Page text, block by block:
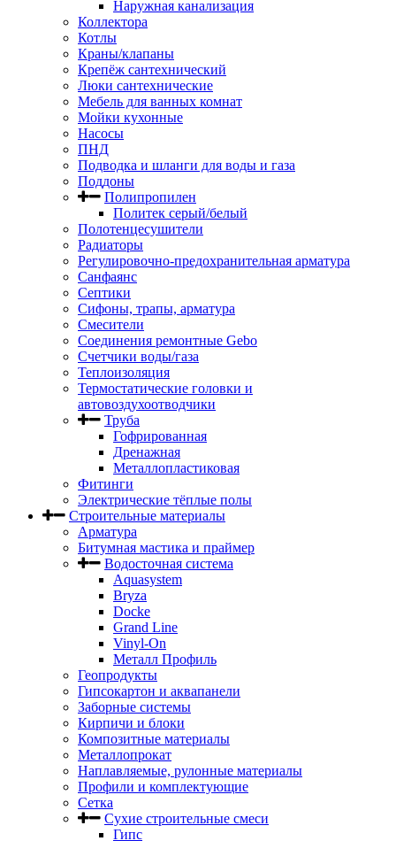
Наружная канализация
Коллектора
Котлы
Краны/клапаны
Крепёж сантехнический
Люки сантехнические
Мебель для ванных комнат
Мойки кухонные
Насосы
ПНД
Подводка и шланги для воды и газа
Поддоны
Полипропилен
Политек серый/белый
Полотенцесушители
Радиаторы
Регулировочно-предохранительная арматура
Санфаянс
Септики
Сифоны, трапы, арматура
Смесители
Соединения ремонтные Gebo
Счетчики воды/газа
Теплоизоляция
Термостатические головки и
автовоздухоотводчики
Труба
Гофрированная
Дренажная
Металлопластиковая
Фитинги
Электрические тёплые полы
Строительные материалы
Арматура
Битумная мастика и праймер
Водосточная система
Aquasystem
Bryza
Docke
Grand Line
Vinyl-On
Металл Профиль
Геопродукты
Гипсокартон и аквапанели
Заборные системы
Кирпичи и блоки
Композитные материалы
Металлопрокат
Наплавляемые, рулонные материалы
Профили и комплектующие
Сетка
Сухие строительные смеси
Гипс